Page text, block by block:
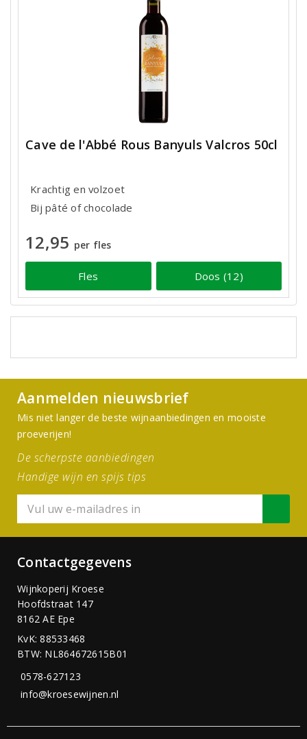
Cave de l'Abbé Rous Banyuls Valcros 50cl
Krachtig en volzoet
Bij pâté of chocolade
12,95 per fles
Fles Doos (12)
Aanmelden nieuwsbrief
Mis niet langer de beste wijnaanbiedingen en mooiste
proeverijen!
De scherpste aanbiedingen
Handige wijn en spijs tips
Contactgegevens
Wijnkoperij Kroese
Hoofdstraat 147
8162 AE Epe
KvK: 88533468
BTW: NL864672615B01
0578-627123
info@kroesewijnen.nl